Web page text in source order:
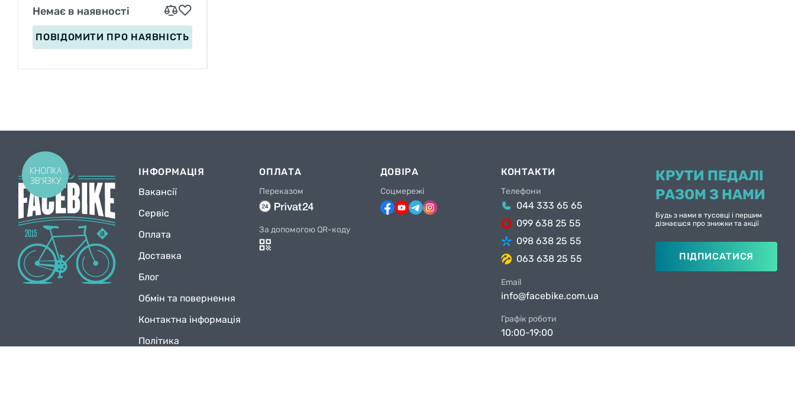
Немає в наявності
ПОВІДОМИТИ ПРО НАЯВНІСТЬ
ІНФОРМАЦІЯ
Вакансії
Сервіс
Оплата
Доставка
Блог
Обмін та повернення
Контактна інформація
Політика
ОПЛАТА
Переказом
За допомогою QR-коду
ДОВІРА
Соцмережі
КОНТАКТИ
Телефони
044 333 65 65
099 638 25 55
098 638 25 55
063 638 25 55
Email
info@facebike.com.ua
Графік роботи
10:00-19:00
КРУТИ ПЕДАЛІ
РАЗОМ З НАМИ
Будь з нами в тусовці і першим
дізнаєшся про знижки та акції
ПІДПИСАТИСЯ
КНОПКА
ЗВ'ЯЗКУ